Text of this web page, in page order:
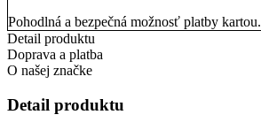
Pohodlná a bezpečná možnosť platby kartou.
Detail produktu
Doprava a platba
O našej značke
Detail produktu